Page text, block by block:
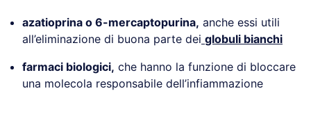
azatioprina o 6-mercaptopurina, anche essi utili
all’eliminazione di buona parte dei globuli bianchi
farmaci biologici, che hanno la funzione di bloccare
una molecola responsabile dell’infiammazione